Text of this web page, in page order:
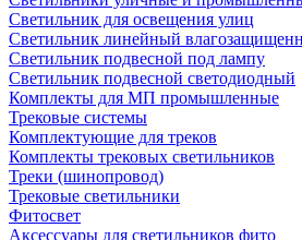
Светильник для освещения улиц
Светильник линейный
Светильник подвесной под лампу
Светильник подвесной светодиодный
Комплекты для МП промышленные
Трековые системы
Комплектующие для треков
Комплекты трековых светильников
Треки (шинопровод)
Трековые светильники
Фитосвет
Аксессуары для светильников фито